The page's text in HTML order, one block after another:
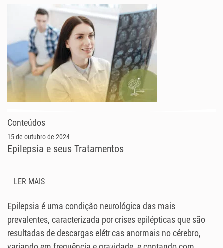
Conteúdos
15 de outubro de 2024
Epilepsia e seus Tratamentos
LER MAIS
Epilepsia é uma condição neurológica das mais
prevalentes, caracterizada por crises epilépticas que são
resultadas de descargas elétricas anormais no cérebro,